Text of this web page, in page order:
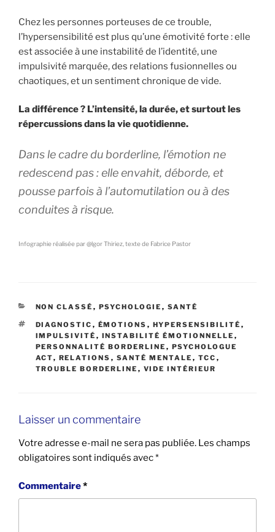
Chez les personnes porteuses de ce trouble,
l’hypersensibilité est plus qu’une émotivité forte : elle
est associée à une instabilité de l’identité, une
impulsivité marquée, des relations fusionnelles ou
chaotiques, et un sentiment chronique de vide.
La différence ? L’intensité, la durée, et surtout les
répercussions dans la vie quotidienne.
Dans le cadre du borderline, l’émotion ne
redescend pas : elle envahit, déborde, et
pousse parfois à l’automutilation ou à des
conduites à risque.
Infographie réalisée par @lgor Thiriez, texte de Fabrice Pastor
CATÉGORIES
NON CLASSÉ , PSYCHOLOGIE , SANTÉ
ÉTIQUETTES
DIAGNOSTIC , ÉMOTIONS , HYPERSENSIBILITÉ ,
IMPULSIVITÉ , INSTABILITÉ ÉMOTIONNELLE ,
PERSONNALITÉ BORDERLINE , PSYCHOLOGUE
ACT, RELATIONS , SANTÉ MENTALE , TCC ,
TROUBLE BORDERLINE , VIDE INTÉRIEUR
Laisser un commentaire
Votre adresse e-mail ne sera pas publiée. Les champs
obligatoires sont indiqués avec*
Commentaire*